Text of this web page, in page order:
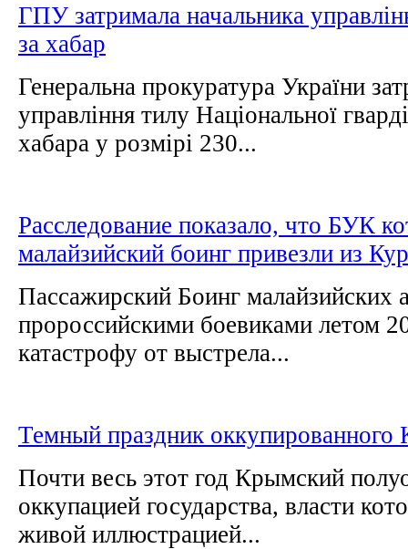
ГПУ затримала начальника
за хабар
Генеральна прокуратура України
управління тилу Національної
хабара у розмірі 230...
Расследование показало, что БУК
малайзийский боинг привезли из
Пассажирский Боинг малайзийских
пророссийскими боевиками летом
катастрофу от выстрела...
Темный праздник оккупированного
Почти весь этот год Крымский
оккупацией государства, власти
живой иллюстрацией...